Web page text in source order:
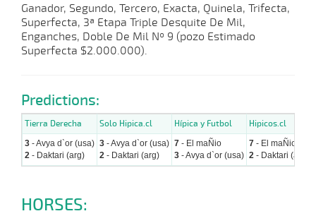
Ganador, Segundo, Tercero, Exacta, Quinela, Trifecta,
Superfecta, 3ª Etapa Triple Desquite De Mil,
Enganches, Doble De Mil Nº 9 (pozo Estimado
Superfecta $2.000.000).
Predictions:
Tierra Derecha Solo Hipica.cl Hípica y Futbol Hipicos.cl
3 - Avya d`or (usa)
2 - Daktari (arg)
3 - Avya d`or (usa)
2 - Daktari (arg)
7 - El maÑio
3 - Avya d`or (usa)
7 - El maÑio
2 - Daktari (arg)
HORSES: